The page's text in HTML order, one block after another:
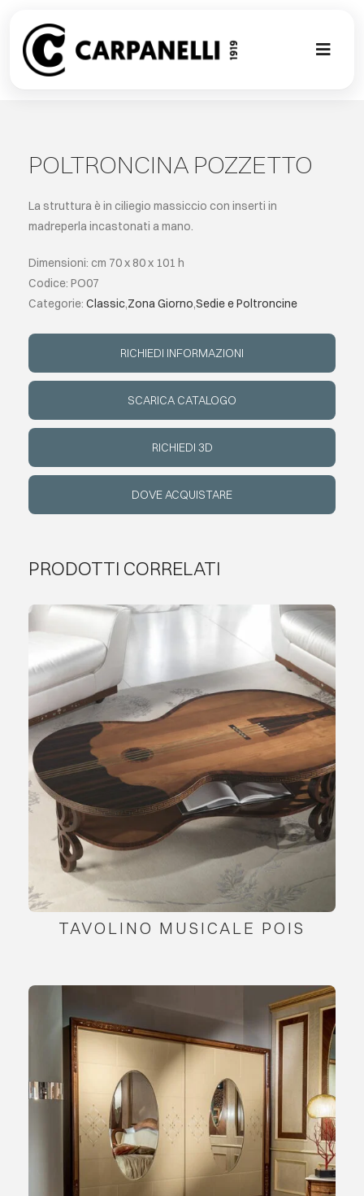
content
Toggle
CLASSIC
SU MISURA
POLTRONCINA POZZETTO
La struttura è in ciliegio massiccio con inserti in
madreperla incastonati a mano.
Dimensioni: cm 70 x 80 x 101 h
Codice: PO07
Categorie: Classic,Zona Giorno,Sedie e Poltroncine
RICHIEDI INFORMAZIONI
SCARICA CATALOGO
RICHIEDI 3D
DOVE ACQUISTARE
PRODOTTI CORRELATI
TAVOLINO MUSICALE POIS